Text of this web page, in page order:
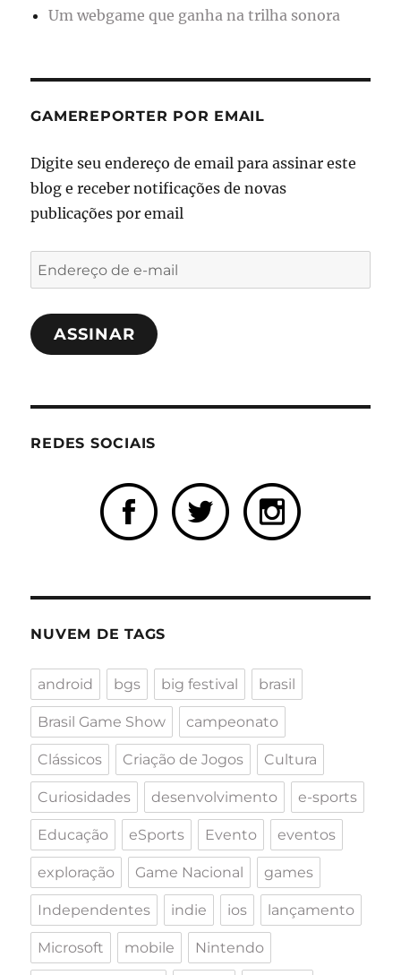
Um webgame que ganha na trilha sonora
GAMEREPORTER POR EMAIL
Digite seu endereço de email para assinar este
blog e receber notificações de novas
publicações por email
Endereço
de
e-
mailASSINAR
REDES SOCIAIS
NUVEM DE TAGS
android bgs big festival brasil
Brasil Game Show campeonato
Clássicos Criação de Jogos Cultura
Curiosidades desenvolvimento e-sports
Educação eSports Evento eventos
exploração Game Nacional games
Independentes indie ios lançamento
Microsoft mobile Nintendo